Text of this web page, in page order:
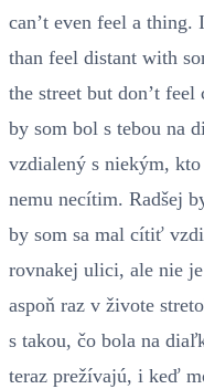
can’t even feel a
than feel distant with
the street but don’t
by som bol s tebou na
vzdialený s niekým,
nemu necítim. Radšej
by som sa mal cítiť
rovnakej ulici, ale nie
aspoň raz v živote
s takou, čo bola na
teraz prežívajú, i keď